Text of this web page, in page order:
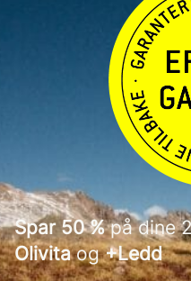
Spar 50 %på dine
Olivitaog+Ledd